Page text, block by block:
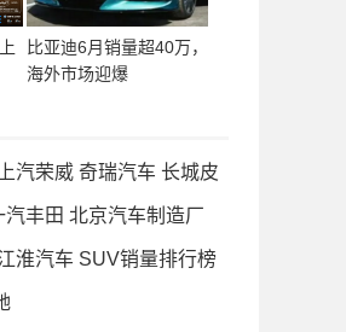
比亚迪6月销量超40万，
海外市场迎爆
上汽荣威 奇瑞汽车 长城皮
汽丰田 北京汽车制造厂
淮汽车 SUV销量排行榜